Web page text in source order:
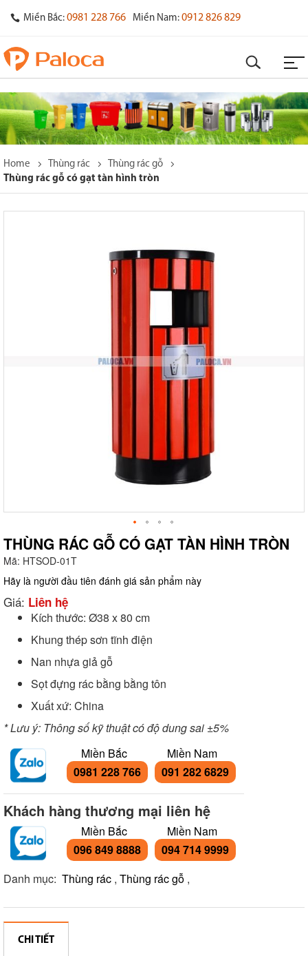
Miền Bắc: 0981 228 766 Miền Nam: 0912 826 829
Home Thùng rác
Thùng rác gỗ
Thùng rác gỗ có gạt tàn hình tròn
THÙNG RÁC GỖ CÓ GẠT TÀN HÌNH TRÒN
Mã: HTSOD-01T
Hãy là người đầu tiên đánh giá sản phẩm này
Giá: Liên hệ
Kích thước: Ø38 x 80 cm
Khung thép sơn tĩnh điện
Nan nhựa giả gỗ
Sọt đựng rác bằng bằng tôn
Xuất xứ: China
* Lưu ý: Thông số kỹ thuật có độ dung sai ±5%
Miền Bắc
0981 228 766
Miền Nam
091 282 6829
Khách hàng thương mại liên hệ
Miền Bắc
096 849 8888
Miền Nam
094 714 9999
Danh mục: Thùng rác , Thùng rác gỗ ,
CHI TIẾT